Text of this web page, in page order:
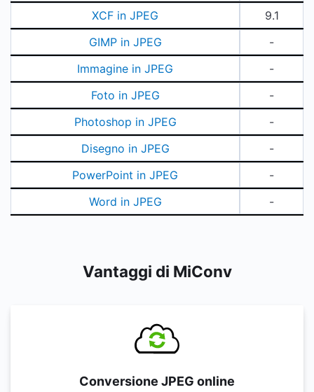
XCF in JPEG
9.1
GIMP in JPEG
-
Immagine in JPEG
-
Foto in JPEG
-
Photoshop in JPEG
-
Disegno in JPEG
-
PowerPoint in JPEG
-
Word in JPEG
-
Vantaggi di MiConv
Conversione JPEG online